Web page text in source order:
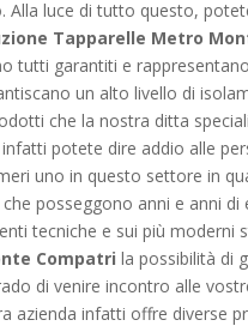
Alla luce di tutto questo,
Tapparelle Metro
tutti garantiti e
un alto livello di
che la nostra ditta
potete dire addio alle
uno in questo settore in
posseggono anni e anni
tecniche e sui più
Compatri la possibilità di
di venire incontro alle
azienda infatti offre diverse